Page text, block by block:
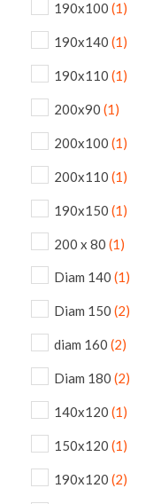
190x100 (1)
190x140 (1)
190x110 (1)
200x90 (1)
200x100 (1)
200x110 (1)
190x150 (1)
200 x 80 (1)
Diam 140 (1)
Diam 150 (2)
diam 160 (2)
Diam 180 (2)
140x120 (1)
150x120 (1)
190x120 (2)